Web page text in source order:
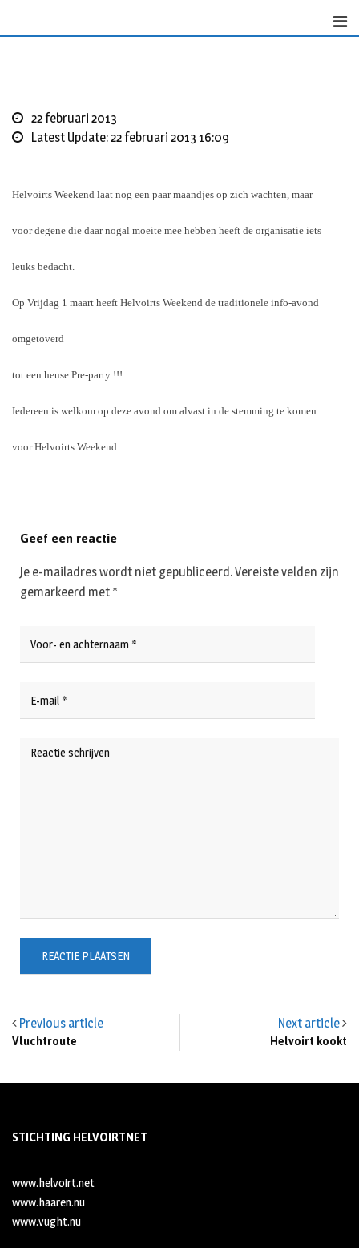
22 februari 2013
Latest Update: 22 februari 2013 16:09
Helvoirts Weekend laat nog een paar maandjes op zich wachten, maar
voor degene die daar nogal moeite mee hebben heeft de organisatie iets
leuks bedacht.
Op Vrijdag 1 maart heeft Helvoirts Weekend de traditionele info-avond
omgetoverd
tot een heuse Pre-party !!!
Iedereen is welkom op deze avond om alvast in de stemming te komen
voor Helvoirts Weekend.
Previous article
Vluchtroute
Next article
Helvoirt kookt
Geef een reactie
Je e-mailadres wordt niet gepubliceerd.Vereiste velden zijn
gemarkeerd met *
STICHTING HELVOIRTNET
www.helvoirt.net
www.haaren.nu
www.vught.nu